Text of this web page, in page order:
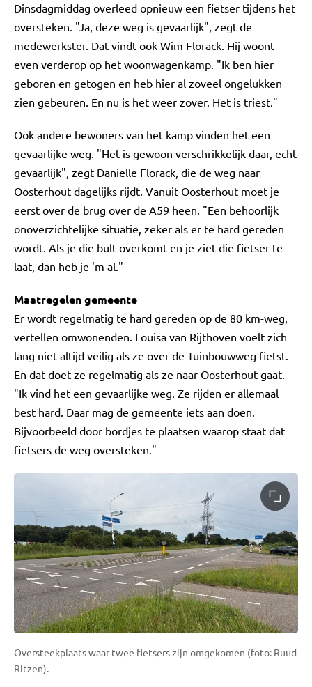
Dinsdagmiddag overleed opnieuw een fietser tijdens het
oversteken. "Ja, deze weg is gevaarlijk", zegt de
medewerkster. Dat vindt ook Wim Florack. Hij woont
even verderop op het woonwagenkamp. "Ik ben hier
geboren en getogen en heb hier al zoveel ongelukken
zien gebeuren. En nu is het weer zover. Het is triest."
Ook andere bewoners van het kamp vinden het een
gevaarlijke weg. "Het is gewoon verschrikkelijk daar, echt
gevaarlijk", zegt Danielle Florack, die de weg naar
Oosterhout dagelijks rijdt. Vanuit Oosterhout moet je
eerst over de brug over de A59 heen. "Een behoorlijk
onoverzichtelijke situatie, zeker als er te hard gereden
wordt. Als je die bult overkomt en je ziet die fietser te
laat, dan heb je 'm al."
Maatregelen gemeente
Er wordt regelmatig te hard gereden op de 80 km-weg,
vertellen omwonenden. Louisa van Rijthoven voelt zich
lang niet altijd veilig als ze over de Tuinbouwweg fietst.
En dat doet ze regelmatig als ze naar Oosterhout gaat.
"Ik vind het een gevaarlijke weg. Ze rijden er allemaal
best hard. Daar mag de gemeente iets aan doen.
Bijvoorbeeld door bordjes te plaatsen waarop staat dat
fietsers de weg oversteken."
Oversteekplaats waar twee fietsers zijn omgekomen (foto: Ruud
Ritzen).